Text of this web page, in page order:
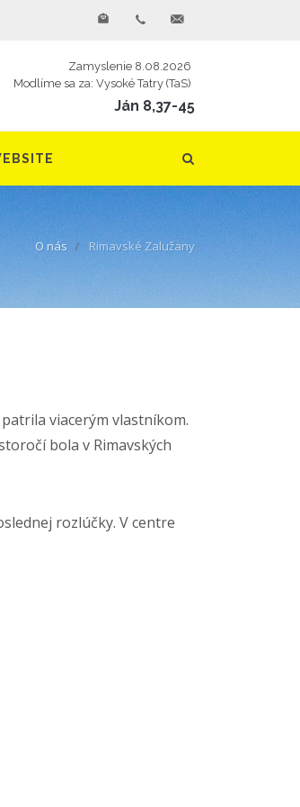
Zamyslenie 8.08.2026
Modlíme sa za: Vysoké Tatry (TaS)
Ján 8,37-45
O nás Rimavské Zalužany
viacerým vlastníkom.
bola v Rimavských
rozlúčky. V centre